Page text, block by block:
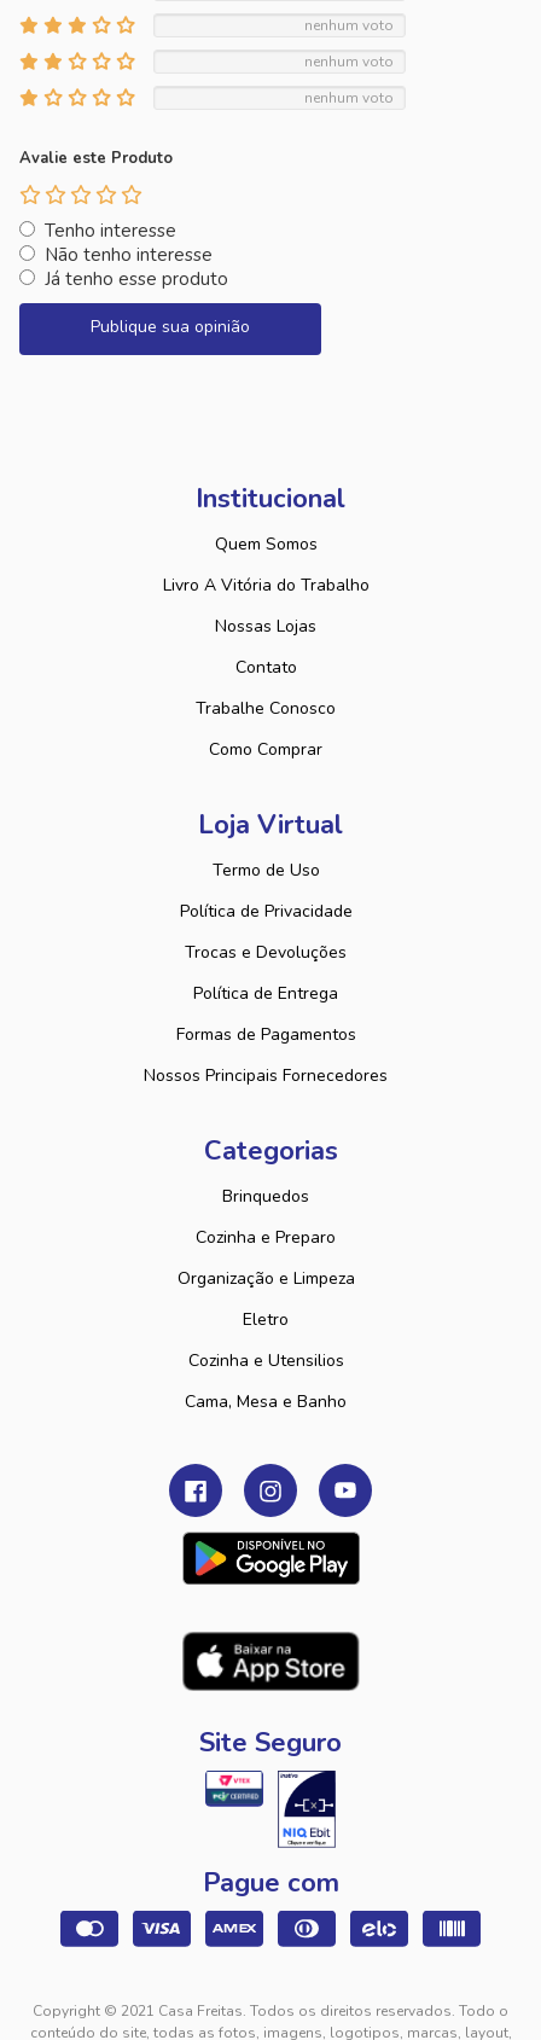
nenhum voto
nenhum voto
nenhum voto
Avalie este Produto
Tenho interesse
Não tenho interesse
Já tenho esse produto
Publique sua opinião
Institucional
Quem Somos
Livro A Vitória do Trabalho
Nossas Lojas
Contato
Trabalhe Conosco
Como Comprar
Loja Virtual
Termo de Uso
Política de Privacidade
Trocas e Devoluções
Política de Entrega
Formas de Pagamentos
Nossos Principais Fornecedores
Categorias
Brinquedos
Cozinha e Preparo
Organização e Limpeza
Eletro
Cozinha e Utensilios
Cama, Mesa e Banho
Site Seguro
Pague com
Copyright © 2021 Casa Freitas. Todos os direitos reservados. Todo o
conteúdo do site, todas as fotos, imagens, logotipos, marcas, layout,